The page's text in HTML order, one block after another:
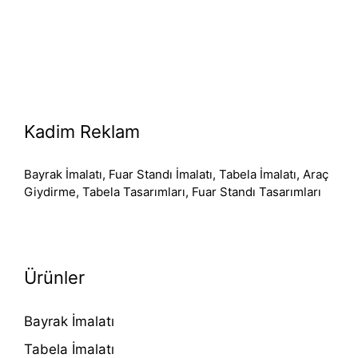
Kadim Reklam
Bayrak İmalatı, Fuar Standı İmalatı, Tabela İmalatı, Araç
Giydirme, Tabela Tasarımları, Fuar Standı Tasarımları
Ürünler
Bayrak İmalatı
Tabela İmalatı